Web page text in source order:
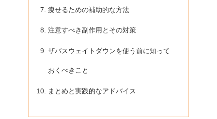
痩せるための補助的な方法
注意すべき副作用とその対策
ザバスウェイトダウンを使う前に知って
おくべきこと
まとめと実践的なアドバイス